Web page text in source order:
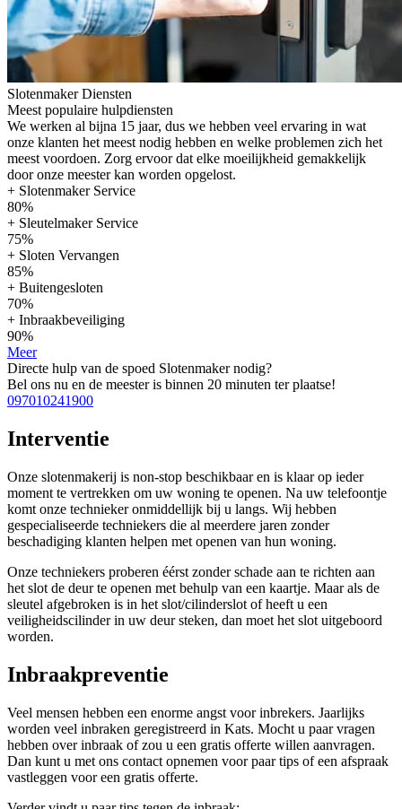
Slotenmaker Diensten
Meest populaire hulpdiensten
We werken al bijna 15 jaar, dus we hebben veel ervaring in wat
onze klanten het meest nodig hebben en welke problemen zich het
meest voordoen. Zorg ervoor dat elke moeilijkheid gemakkelijk
door onze meester kan worden opgelost.
+ Slotenmaker Service
80%
+ Sleutelmaker Service
75%
+ Sloten Vervangen
85%
+ Buitengesloten
70%
+ Inbraakbeveiliging
90%
Meer
Directe hulp van de spoed Slotenmaker nodig?
Bel ons nu en de meester is binnen 20 minuten ter plaatse!
097010241900
Interventie
Onze slotenmakerij is non-stop beschikbaar en is klaar op ieder
moment te vertrekken om uw woning te openen. Na uw telefoontje
komt onze technieker onmiddellijk bij u langs. Wij hebben
gespecialiseerde techniekers die al meerdere jaren zonder
beschadiging klanten helpen met openen van hun woning.
Onze techniekers proberen éérst zonder schade aan te richten aan
het slot de deur te openen met behulp van een kaartje. Maar als de
sleutel afgebroken is in het slot/cilinderslot of heeft u een
veiligheidscilinder in uw deur steken, dan moet het slot uitgeboord
worden.
Inbraakpreventie
Veel mensen hebben een enorme angst voor inbrekers. Jaarlijks
worden veel inbraken geregistreerd in Kats. Mocht u paar vragen
hebben over inbraak of zou u een gratis offerte willen aanvragen.
Dan kunt u met ons contact opnemen voor paar tips of een afspraak
vastleggen voor een gratis offerte.